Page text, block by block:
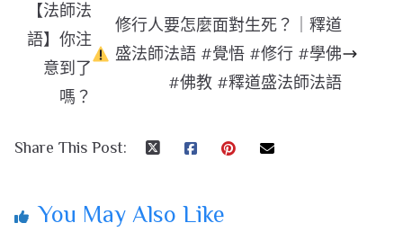
【法師法
語】你注
意到了
嗎？
修行人要怎麼面對生死？｜釋道
盛法師法語 #覺悟 #修行 #學佛
#佛教 #釋道盛法師法語
Share This Post:
You May Also Like